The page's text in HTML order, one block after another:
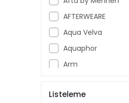
AFTERWEARE
Aqua Velva
Aquaphor
Arm
Aspercreme
Listeleme